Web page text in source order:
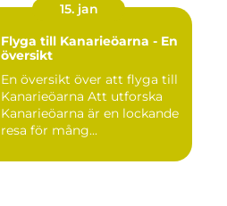
15. jan
Flyga till Kanarieöarna - En
översikt
En översikt över att flyga till
Kanarieöarna Att utforska
Kanarieöarna är en lockande
resa för mång...